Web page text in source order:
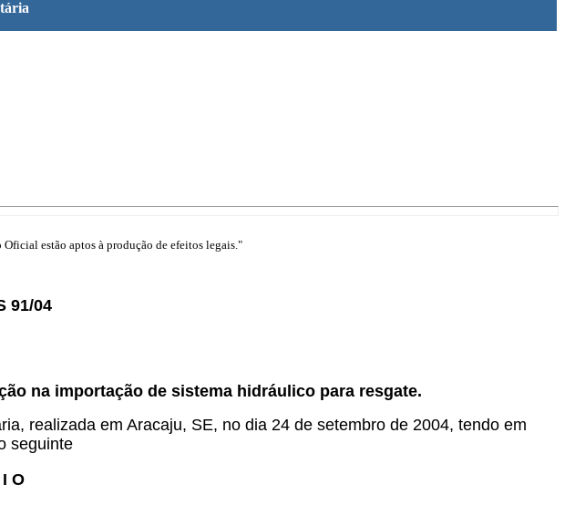
estão aptos à produção de efeitos legais."
91/04
na importação de sistema hidráulico para resgate.
realizada em Aracaju, SE, no dia 24 de setembro de 2004, tendo em
seguinte
O